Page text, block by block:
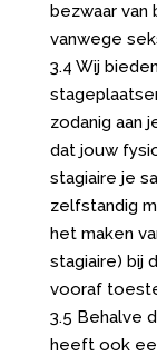
bezwaar
vanwege
3.4 Wij
zodanig aan
dat jouw
stagiaire je
zelfstandig
het maken
stagiaire) bij
vooraf
3.5 Behalve
heeft ook